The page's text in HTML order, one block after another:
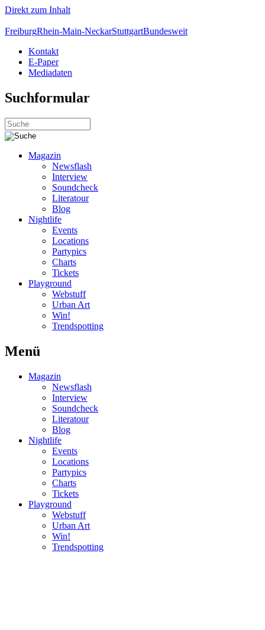
Direkt zum Inhalt
FreiburgRhein-Main-NeckarStuttgartBundesweit
Kontakt
E-Paper
Mediadaten
Suchformular
Magazin
Newsflash
Interview
Soundcheck
Literatour
Blog
Nightlife
Events
Locations
Partypics
Charts
Tickets
Playground
Webstuff
Urban Art
Win!
Trendspotting
Menü
Magazin
Newsflash
Interview
Soundcheck
Literatour
Blog
Nightlife
Events
Locations
Partypics
Charts
Tickets
Playground
Webstuff
Urban Art
Win!
Trendspotting